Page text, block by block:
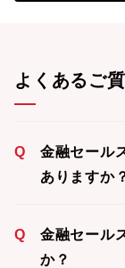
よくあるご
Q
金融セール
ありますか
Q
金融セール
か？